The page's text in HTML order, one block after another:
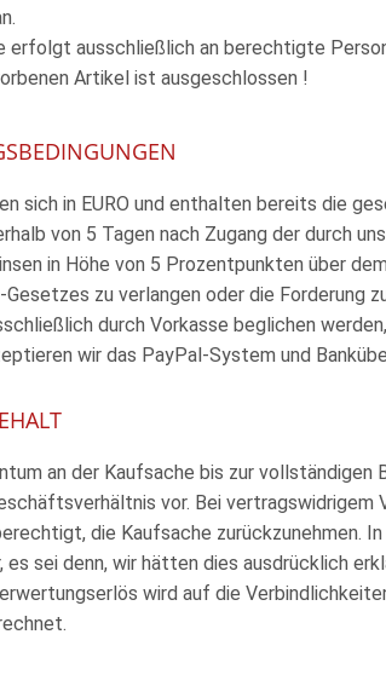
erfolgt ausschließlich an berechtigte
Artikel ist ausgeschlossen !
sich in EURO und enthalten bereits die
von 5 Tagen nach Zugang der durch
in Höhe von 5 Prozentpunkten über
zu verlangen oder die Forderung
durch Vorkasse beglichen
wir das PayPal-System und
an der Kaufsache bis zur
vor. Bei vertragswidrigem
die Kaufsache zurückzunehmen.
sei denn, wir hätten dies ausdrücklich
wird auf die